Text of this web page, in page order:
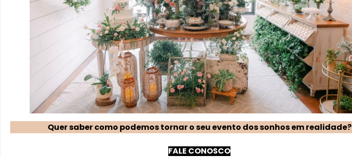
Quer saber como podemos tornar o seu evento dos sonhos em realidade?
FALE CONOSCO